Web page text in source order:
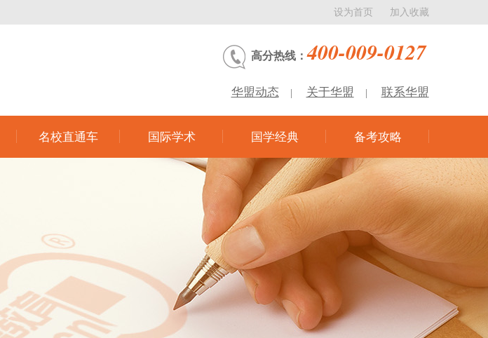
设为首页 加入收藏
高分热线：400-009-0127
华盟动态 关于华盟 联系华盟
名校直通车 国际学术 国学经典 备考攻略